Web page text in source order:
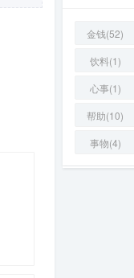
金钱(52)
饮料(1)
心事(1)
帮助(10)
事物(4)